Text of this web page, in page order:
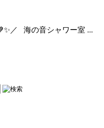
／ 海の音シャワー室 ...